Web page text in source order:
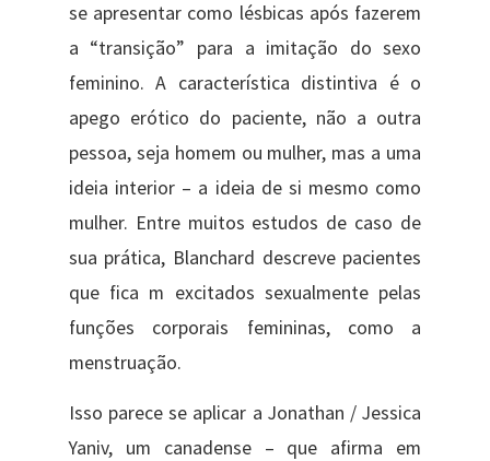
se apresentar como lésbicas após fazerem
a “transição” para a imitação do sexo
feminino. A característica distintiva é o
apego erótico do paciente, não a outra
pessoa, seja homem ou mulher, mas a uma
ideia interior – a ideia de si mesmo como
mulher. Entre muitos estudos de caso de
sua prática, Blanchard descreve pacientes
que fica m excitados sexualmente pelas
funções corporais femininas, como a
menstruação.
Isso parece se aplicar a Jonathan / Jessica
Yaniv, um canadense – que afirma em